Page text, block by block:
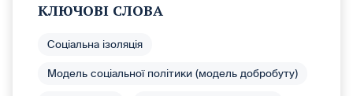
КЛЮЧОВІ СЛОВА
Соціальна ізоляція
Модель соціальної політики (модель добробуту)